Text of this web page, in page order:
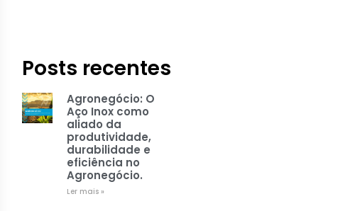
Posts recentes
Agronegócio: O
Aço Inox como
aliado da
produtividade,
durabilidade e
eficiência no
Agronegócio.
Ler mais »